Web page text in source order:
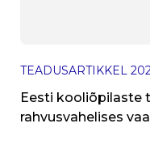
TEADUSARTIKKEL
Eesti kooliõpilaste
rahvusvahelises